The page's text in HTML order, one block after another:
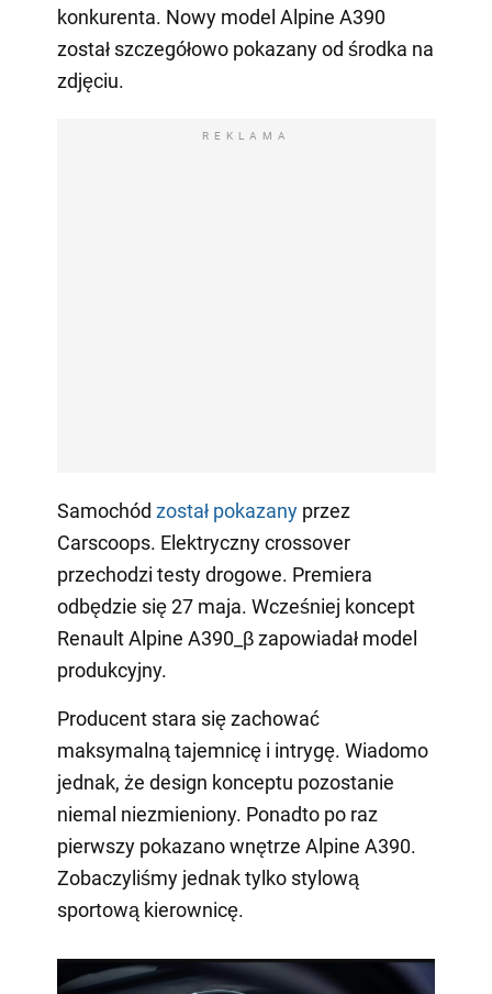
konkurenta. Nowy model Alpine A390
został szczegółowo pokazany od środka na
zdjęciu.
REKLAMA
Samochód został pokazanyprzez
Carscoops. Elektryczny crossover
przechodzi testy drogowe. Premiera
odbędzie się 27 maja. Wcześniej koncept
Renault Alpine A390_β zapowiadał model
produkcyjny.
Producent stara się zachować
maksymalną tajemnicę i intrygę. Wiadomo
jednak, że design konceptu pozostanie
niemal niezmieniony. Ponadto po raz
pierwszy pokazano wnętrze Alpine A390.
Zobaczyliśmy jednak tylko stylową
sportową kierownicę.